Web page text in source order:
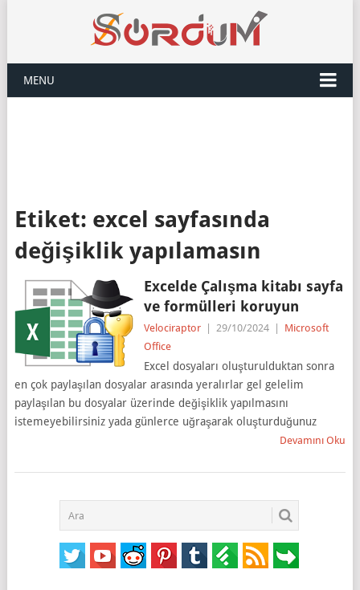
MENU
Etiket: excel sayfasında
değişiklik yapılamasın
Excelde Çalışma kitabı sayfa
ve formülleri koruyun
Velociraptor 29/10/2024
Microsoft
Office
Excel dosyaları oluşturulduktan sonra
en çok paylaşılan dosyalar arasında yeralırlar gel gelelim
paylaşılan bu dosyalar üzerinde değişiklik yapılmasını
istemeyebilirsiniz yada günlerce uğraşarak oluşturduğunuz
Devamını Oku